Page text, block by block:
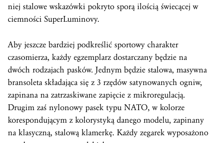
niej stalowe wskazówki pokryto sporą ilością świecącej w
ciemności SuperLuminovy.
Aby jeszcze bardziej podkreślić sportowy charakter
czasomierza, każdy egzemplarz dostarczany będzie na
dwóch rodzajach pasków. Jednym będzie stalowa, masywna
bransoleta składająca się z 3 rzędów satynowanych ogniw,
zapinana na zatrzaskiwane zapięcie z mikroregulacją.
Drugim zaś nylonowy pasek typu NATO, w kolorze
korespondującym z kolorystyką danego modelu, zapinany
na klasyczną, stalową klamerkę. Każdy zegarek wyposażono